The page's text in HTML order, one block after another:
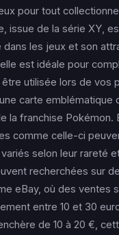
pour tout
issue de la série XY,
dans les jeux et son
est idéale pour
utilisée lors de vos
carte emblématique
la franchise Pokémon.
comme celle-ci
selon leur rareté
recherchées sur
eBay, où des ventes
entre 10 et 30
de 10 à 20 €,